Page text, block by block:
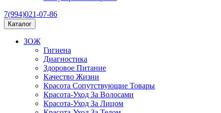
7(994)021-07-86
Каталог
ЗОЖ
Гигиена
Диагностика
Здоровое Питание
Качество Жизни
Красота Сопутствующие Товары
Красота-Уход За Волосами
Красота-Уход За Лицом